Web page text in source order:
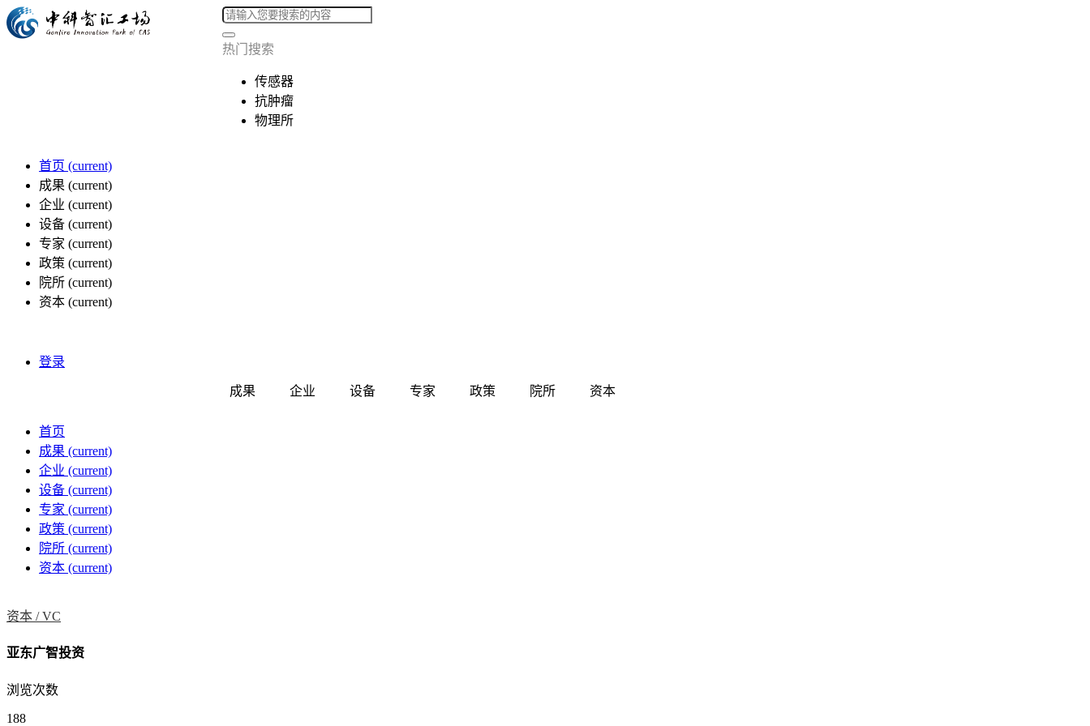
热门搜索
传感器
抗肿瘤
物理所
首页 (current)
成果 (current)
企业 (current)
设备 (current)
专家 (current)
政策 (current)
院所 (current)
资本 (current)
登录
成果 企业 设备 专家 政策 院所 资本
首页
成果 (current)
企业 (current)
设备 (current)
专家 (current)
政策 (current)
院所 (current)
资本 (current)
资本 /VC
亚东广智投资
浏览次数
188